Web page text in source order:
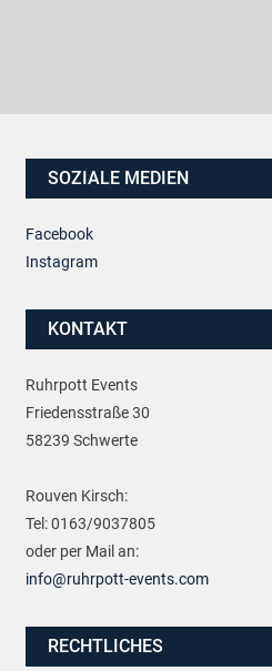
SOZIALE MEDIEN
Facebook
Instagram
KONTAKT
Ruhrpott Events
Friedensstraße 30
58239 Schwerte
Rouven Kirsch:
Tel: 0163/9037805
oder per Mail an:
info@ruhrpott-events.com
RECHTLICHES